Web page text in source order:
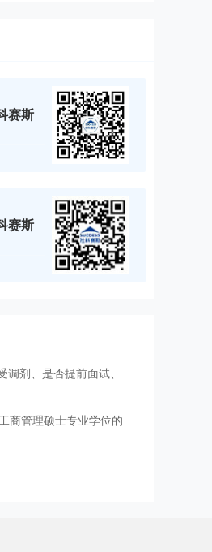
制40.8万/年(学制2.5年),全日
赛斯
赛斯
剂、是否提前面试、
商管理硕士专业学位的